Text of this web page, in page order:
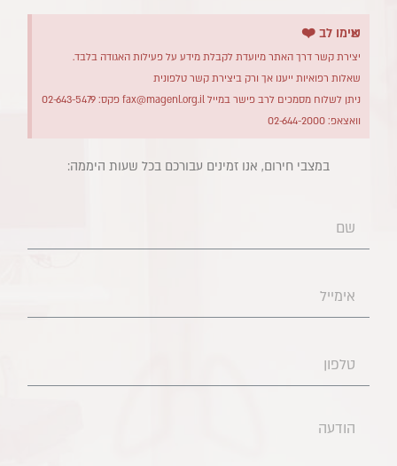
שימו לב ❤️
יצירת קשר דרך האתר מיועדת לקבלת מידע על פעילות האגודה בלבד.
שאלות רפואיות ייענו אך ורק ביצירת קשר טלפונית
ניתן לשלוח מסמכים לרב פישר במיילfax@magenl.org.il
פקס: 02-643-5479
וואצאפ: 02-644-2000
×
במצבי חירום, אנו זמינים עבורכם בכל שעות היממה:​